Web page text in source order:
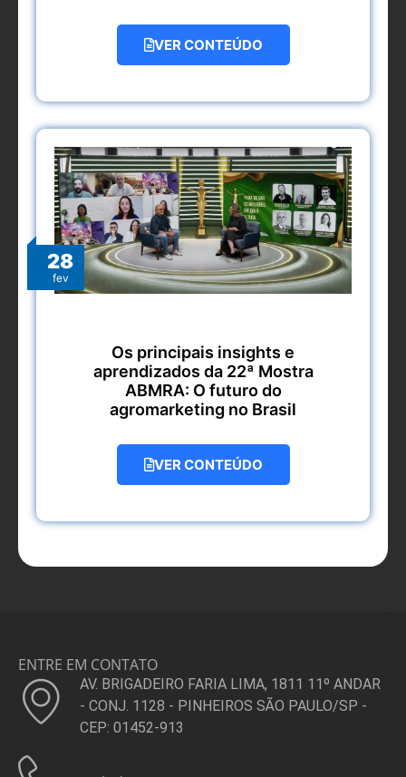
VER CONTEÚDO
28
fev
Os principais insights e
aprendizados da 22ª Mostra
ABMRA: O futuro do
agromarketing no Brasil
VER CONTEÚDO
ENTRE EM CONTATO
AV. BRIGADEIRO FARIA LIMA, 1811 11º ANDAR
- CONJ. 1128 - PINHEIROS SÃO PAULO/SP -
CEP: 01452-913